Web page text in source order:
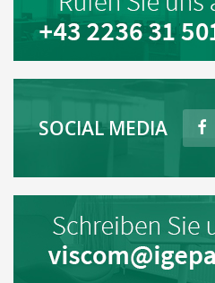
SOCIAL MEDIA